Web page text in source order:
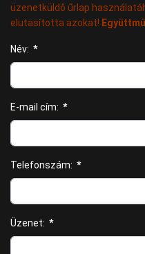
üzenetküldő űrlap
elutasította azokat!
Név: *
E-mail cím: *
Telefonszám: *
Üzenet: *